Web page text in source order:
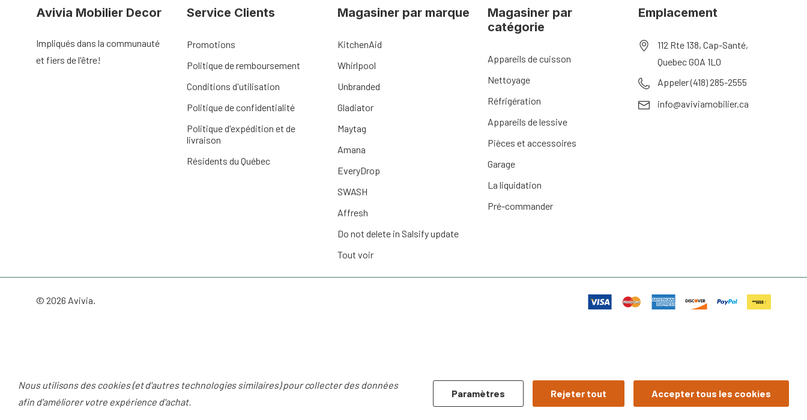
Avivia Mobilier Decor
Impliqués dans la communauté
et fiers de l'être!
Service Clients
Promotions
Politique de remboursement
Conditions d'utilisation
Politique de confidentialité
Politique d'expédition et de
livraison
Résidents du Québec
Magasiner par marque
KitchenAid
Whirlpool
Unbranded
Gladiator
Maytag
Amana
EveryDrop
SWASH
Affresh
Do not delete in Salsify update
Tout voir
Magasiner par
catégorie
Appareils de cuisson
Nettoyage
Réfrigération
Appareils de lessive
Pièces et accessoires
Garage
La liquidation
Pré-commander
Emplacement
112 Rte 138, Cap-Santé,
Quebec G0A 1L0
Appeler (418) 285-2555
info@aviviamobilier.ca
© 2026 Avivia.
Nous utilisons des cookies (et d'autres technologies similaires) pour collecter des données
afin d'améliorer votre expérience d'achat.
Paramètres Rejeter tout Accepter tous les cookies